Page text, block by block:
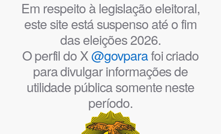
Em respeito à legislação eleitoral,
este site está suspenso até o fim
das eleições 2026.
O perfil do X@govparafoi criado
para divulgar informações de
utilidade pública somente neste
período.